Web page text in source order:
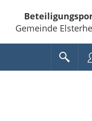
Gemeinde